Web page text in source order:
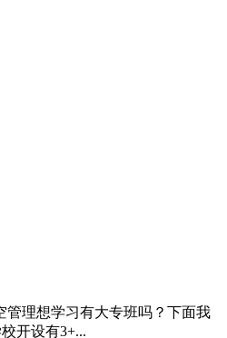
管理想学习有大专班吗？下面我
开设有3+...